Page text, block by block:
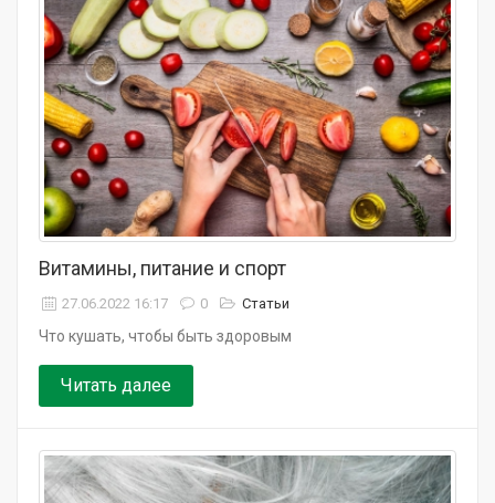
Витамины, питание и спорт
27.06.2022 16:17 0 Статьи
Что кушать, чтобы быть здоровым
Читать далее